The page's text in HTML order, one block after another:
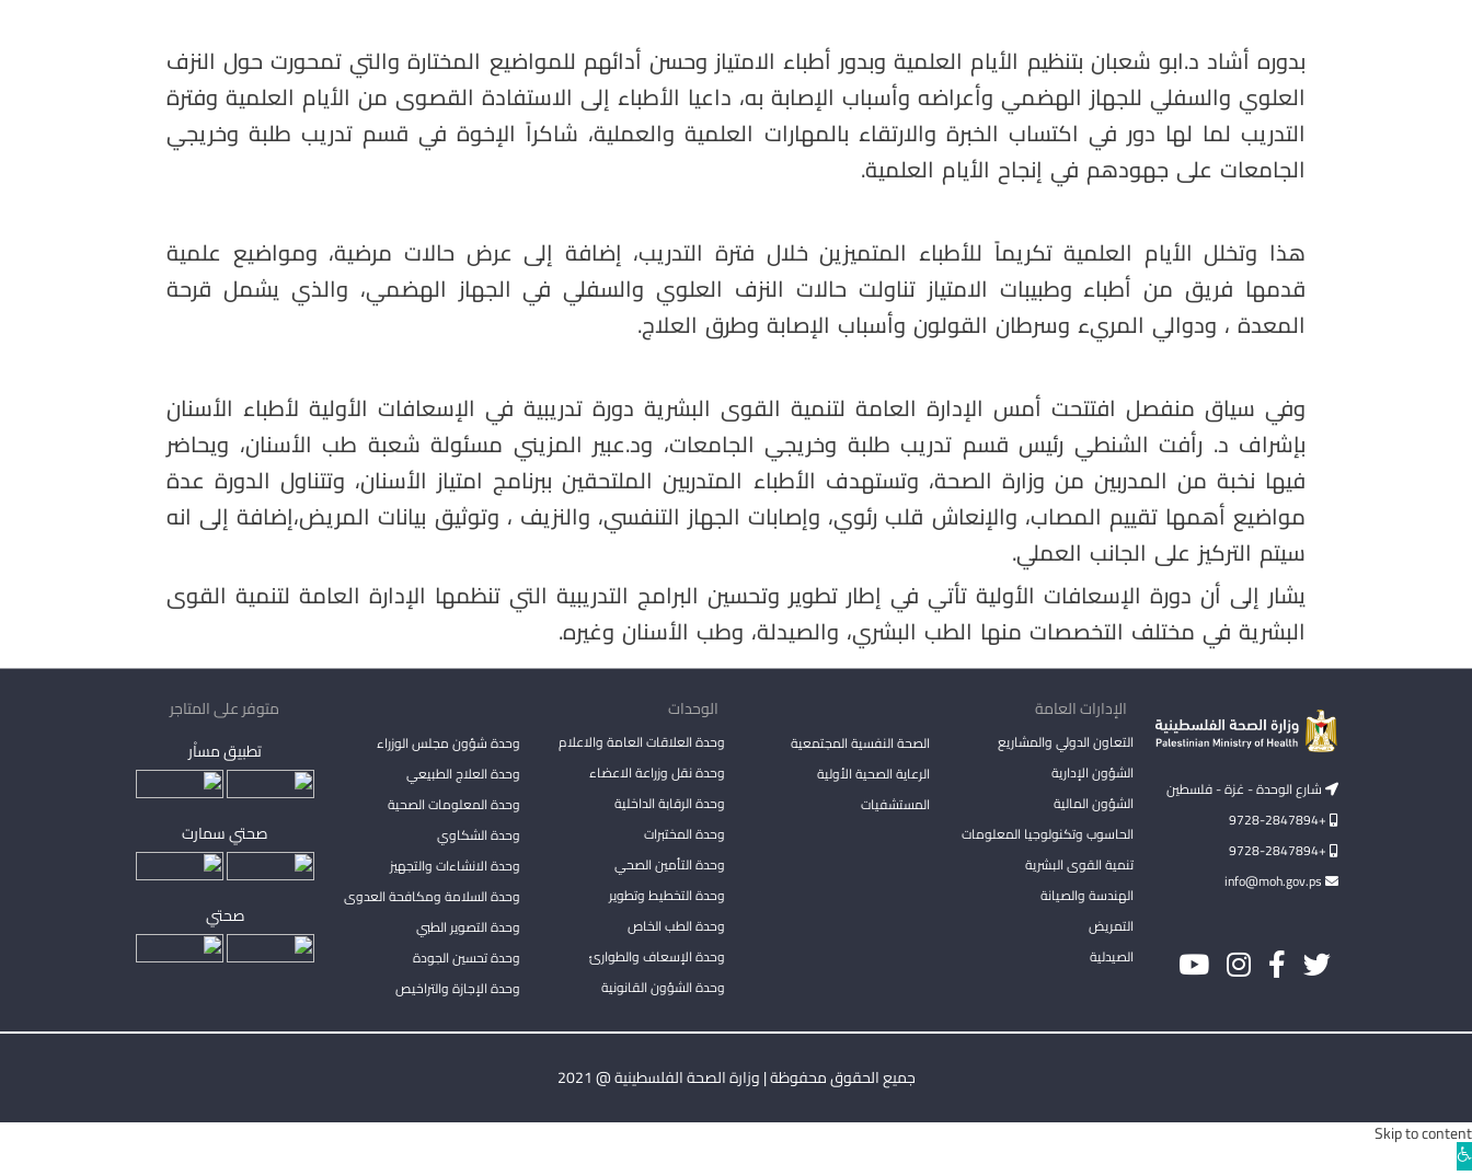
بدوره أشاد د.ابو شعبان بتنظيم الأيام العلمية وبدور أطباء الامتياز وحسن أدائهم للمواضيع المختارة والتي تمحورت حول النزف
العلوي والسفلي للجهاز الهضمي وأعراضه وأسباب الإصابة به، داعيا الأطباء إلى الاستفادة القصوى من الأيام العلمية وفترة
التدريب لما لها دور في اكتساب الخبرة والارتقاء بالمهارات العلمية والعملية، شاكراً الإخوة في قسم تدريب طلبة وخريجي
الجامعات على جهودهم في إنجاح الأيام العلمية.
هذا وتخلل الأيام العلمية تكريماً للأطباء المتميزين خلال فترة التدريب، إضافة إلى عرض حالات مرضية، ومواضيع علمية
قدمها فريق من أطباء وطبيبات الامتياز تناولت حالات النزف العلوي والسفلي في الجهاز الهضمي، والذي يشمل قرحة
المعدة ، ودوالي المريء وسرطان القولون وأسباب الإصابة وطرق العلاج.
وفي سياق منفصل افتتحت أمس الإدارة العامة لتنمية القوى البشرية دورة تدريبية في الإسعافات الأولية لأطباء الأسنان
بإشراف د. رأفت الشنطي رئيس قسم تدريب طلبة وخريجي الجامعات، ود.عبير المزيني مسئولة شعبة طب الأسنان، ويحاضر
فيها نخبة من المدربين من وزارة الصحة، وتستهدف الأطباء المتدربين الملتحقين ببرنامج امتياز الأسنان، وتتناول الدورة عدة
مواضيع أهمها تقييم المصاب، والإنعاش قلب رئوي، وإصابات الجهاز التنفسي، والنزيف ، وتوثيق بيانات المريض،إضافة إلى انه
سيتم التركيز على الجانب العملي.
يشار إلى أن دورة الإسعافات الأولية تأتي في إطار تطوير وتحسين البرامج التدريبية التي تنظمها الإدارة العامة لتنمية القوى
البشرية في مختلف التخصصات منها الطب البشري، والصيدلة، وطب الأسنان وغيره.
شارع الوحدة - غزة - فلسطين
+9728-2847894
+9728-2847894
الإدارات العامة
التعاون الدولي والمشاريع
الشؤون الإدارية
الشؤون المالية
الحاسوب وتكنولوجيا المعلومات
تنمية القوى البشرية
الهندسة والصيانة
التمريض
الصيدلية
الصحة النفسية المجتمعية
الرعاية الصحية الأولية
المستشفيات
الوحدات
وحدة العلاقات العامة والاعلام
وحدة نقل وزراعة الاعضاء
وحدة الرقابة الداخلية
وحدة المختبرات
وحدة التأمين الصحي
وحدة التخطيط وتطوير
وحدة الطب الخاص
وحدة الإسعاف والطوارئ
وحدة الشؤون القانونية
وحدة شؤون مجلس الوزراء
وحدة العلاج الطبيعي
وحدة المعلومات الصحية
وحدة الشكاوي
وحدة الانشاءات والتجهيز
وحدة السلامة ومكافحة العدوى
وحدة التصوير الطبي
وحدة تحسين الجودة
وحدة الإجازة والتراخيص
متوفر على المتاجر
تطبيق مساْر
صحتي سمارت
صحتي
جميع الحقوق محفوظة | وزارة الصحة الفلسطينية @ 2021
Skip to content
Open